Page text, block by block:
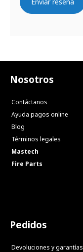
Nosotros
Contáctanos
Ayuda pagos online
Blog
Términos legales
Mastech
Fire Parts
Pedidos
Devoluciones y garantías